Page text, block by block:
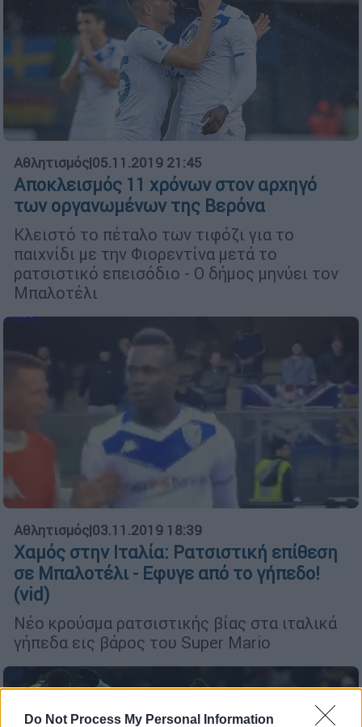
Do Not Process My Personal Information
Αθλητισμός|05.11.2019 21:45
Αποκλεισμός 11 χρόνων στον αρχηγό
των οργανωμένων της Βερόνα
Κλειστό το πέταλο των τιφόζι για το
παιχνίδι με την Φιορεντίνα μετά το
ρατσιστικό επεισόδιο - Ο δήμος μηνύει τον
Μπαλοτέλι
Αθλητισμός|03.11.2019 18:39
Χαμός στην Ιταλία: Ρατσιστική επίθεση
σε Μπαλοτέλι - Εφυγε από το γήπεδο!
(vid)
Νέο κρούσμα ρατσιστικής βίας στα ιταλικά
γήπεδα εις βάρος του Super Mario